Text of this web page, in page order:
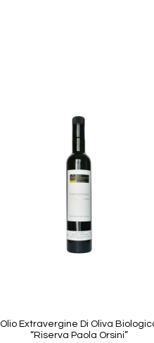
Olio Extravergine Di Oliva
“Riserva Paola Orsini”